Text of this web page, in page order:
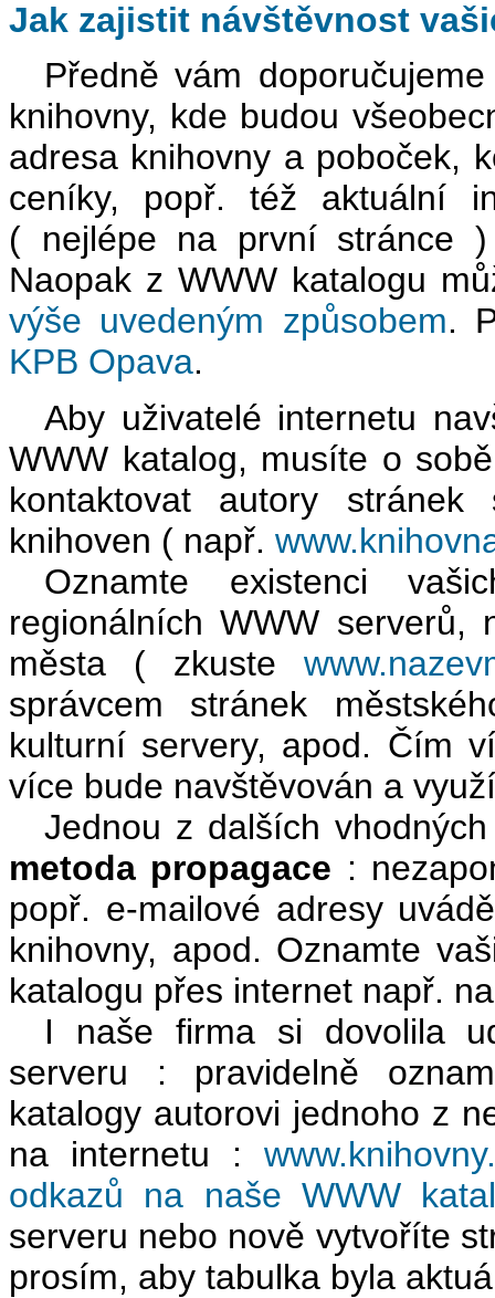
Jak zajistit návštěvnost
Předně vám
knihovny, kde budou
adresa knihovny a poboček,
ceníky, popř. též aktuální
( nejlépe na první stránce
Naopak z WWW katalogu
výše uvedeným způsobem.
KPB Opava.
Aby uživatelé internetu
WWW katalog, musíte o
kontaktovat autory
knihoven ( např.
Oznamte existenci
regionálních WWW serverů,
města ( zkuste
správcem stránek
kulturní servery, apod. Čím
více bude navštěvován a
Jednou z dalších
metoda propagace :
popř. e-mailové adresy
knihovny, apod. Oznamte
katalogu přes internet např.
I naše firma si dovolila
serveru : pravidelně
katalogy autorovi jednoho z
na internetu :
odkazů na naše WWW
serveru nebo nově vytvoříte
prosím, aby tabulka byla